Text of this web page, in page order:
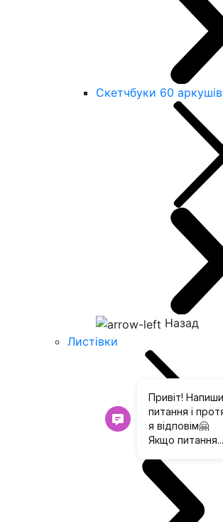
Скетчбуки 60 аркушів
Назад
Листівки